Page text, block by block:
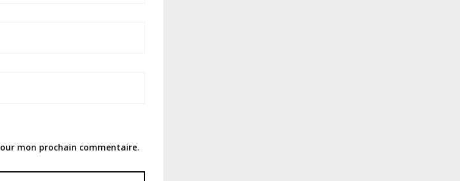
mon prochain commentaire.